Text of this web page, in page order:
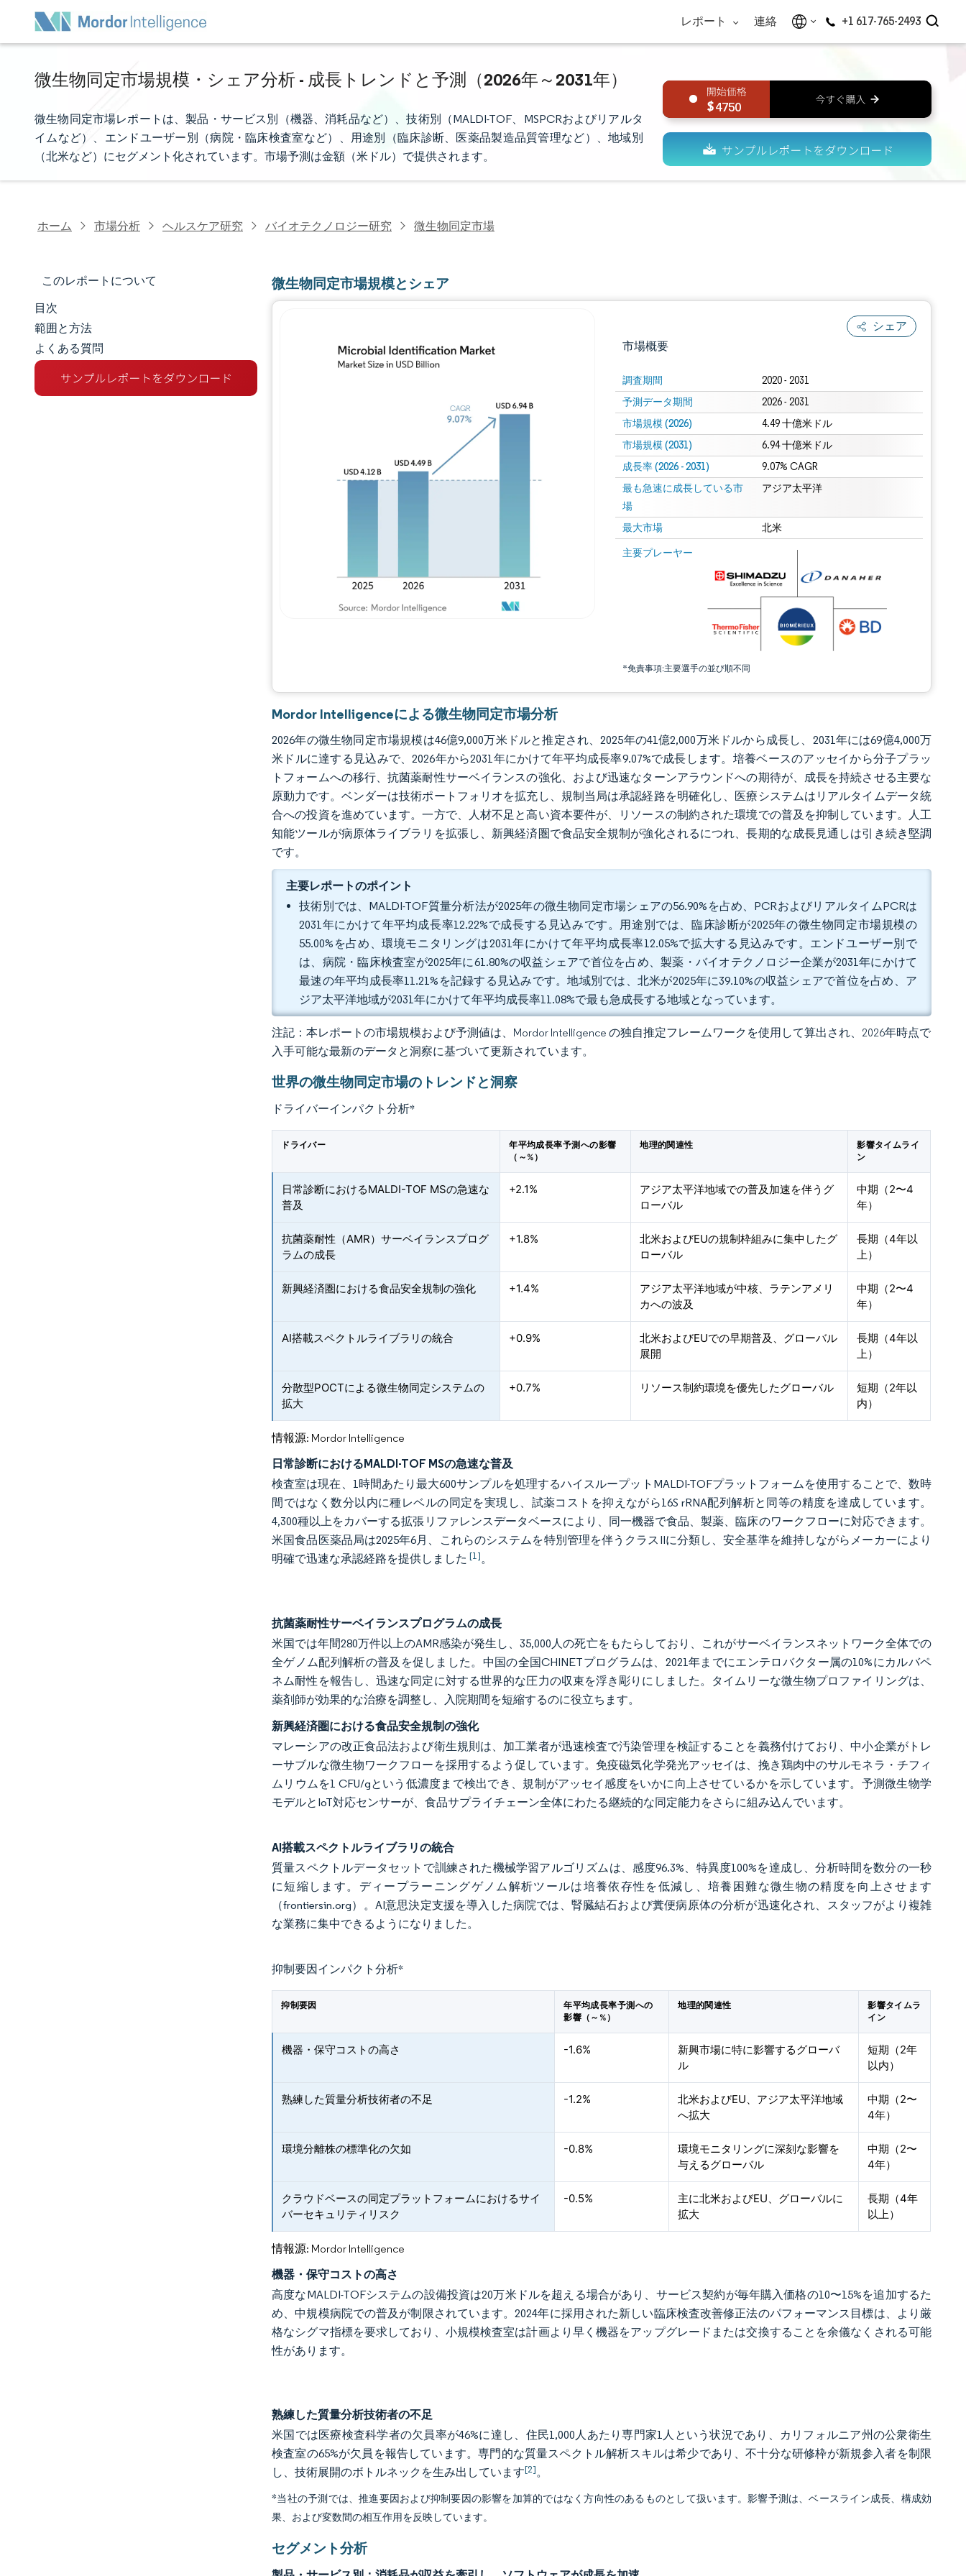
レポート 連絡 +1 617-765-2493
微生物同定市場規模・シェア分析 - 成長トレンドと予測（2026年～2031年）
微生物同定市場レポートは、製品・サービス別（機器、消耗品など）、技術別（MALDI-TOF、MSPCRおよびリアルタ
イムなど）、エンドユーザー別（病院・臨床検査室など）、用途別（臨床診断、医薬品製造品質管理など）、地域別
（北米など）にセグメント化されています。市場予測は金額（米ドル）で提供されます。
4750
ホーム 市場分析 ヘルスケア研究 バイオテクノロジー研究 微生物同定市場
このレポートについて
市場規模とシェア
市場分析
トレンドとインサイト
目次
範囲と方法
よくある質問
微生物同定市場規模とシェア
シェア
市場概要
調査期間 2020 - 2031
予測データ期間 2026 - 2031
市場規模 (2026) 4.49 十億米ドル
市場規模 (2031) 6.94 十億米ドル
成長率 (2026 - 2031) 9.07% CAGR
最も急速に成長している市
場
アジア太平洋
最大市場 北米
主要プレーヤー
*免責事項:主要選手の並び順不同
画像 © Mordor Intelligence。再利用にはCC BY 4.0の表示が必要です。
画像 © Mordor Intelligence。再利用にはCC BY 4.0の表示が必要です。
Mordor Intelligenceによる微生物同定市場分析
2026年の微生物同定市場規模は46億9,000万米ドルと推定され、2025年の41億2,000万米ドルから成長し、2031年には69億4,000万
米ドルに達する見込みで、2026年から2031年にかけて年平均成長率9.07%で成長します。培養ベースのアッセイから分子プラッ
トフォームへの移行、抗菌薬耐性サーベイランスの強化、および迅速なターンアラウンドへの期待が、成長を持続させる主要な
原動力です。ベンダーは技術ポートフォリオを拡充し、規制当局は承認経路を明確化し、医療システムはリアルタイムデータ統
合への投資を進めています。一方で、人材不足と高い資本要件が、リソースの制約された環境での普及を抑制しています。人工
知能ツールが病原体ライブラリを拡張し、新興経済圏で食品安全規制が強化されるにつれ、長期的な成長見通しは引き続き堅調
です。
主要レポートのポイント
技術別では、MALDI-TOF質量分析法が2025年の微生物同定市場シェアの56.90%を占め、PCRおよびリアルタイムPCRは
2031年にかけて年平均成長率12.22%で成長する見込みです。用途別では、臨床診断が2025年の微生物同定市場規模の
55.00%を占め、環境モニタリングは2031年にかけて年平均成長率12.05%で拡大する見込みです。エンドユーザー別で
は、病院・臨床検査室が2025年に61.80%の収益シェアで首位を占め、製薬・バイオテクノロジー企業が2031年にかけて
最速の年平均成長率11.21%を記録する見込みです。地域別では、北米が2025年に39.10%の収益シェアで首位を占め、ア
ジア太平洋地域が2031年にかけて年平均成長率11.08%で最も急成長する地域となっています。
注記：本レポートの市場規模および予測値は、Mordor Intelligence の独自推定フレームワークを使用して算出され、2026年時点で
入手可能な最新のデータと洞察に基づいて更新されています。
世界の微生物同定市場のトレンドと洞察
ドライバーインパクト分析*
ドライバー
年平均成長率予測への影響
（～%）
地理的関連性
影響タイムライ
ン
日常診断におけるMALDI-TOF MSの急速な
普及
+2.1%
アジア太平洋地域での普及加速を伴うグ
ローバル
中期（2〜4
年）
抗菌薬耐性（AMR）サーベイランスプログ
ラムの成長
+1.8%
北米およびEUの規制枠組みに集中したグ
ローバル
長期（4年以
上）
新興経済圏における食品安全規制の強化 +1.4%
アジア太平洋地域が中核、ラテンアメリ
カへの波及
中期（2〜4
年）
AI搭載スペクトルライブラリの統合 +0.9%
北米およびEUでの早期普及、グローバル
展開
長期（4年以
上）
分散型POCTによる微生物同定システムの
拡大
+0.7% リソース制約環境を優先したグローバル
短期（2年以
内）
情報源: Mordor Intelligence
日常診断におけるMALDI-TOF MSの急速な普及
検査室は現在、1時間あたり最大600サンプルを処理するハイスループットMALDI-TOFプラットフォームを使用することで、数時
間ではなく数分以内に種レベルの同定を実現し、試薬コストを抑えながら16S rRNA配列解析と同等の精度を達成しています。
4,300種以上をカバーする拡張リファレンスデータベースにより、同一機器で食品、製薬、臨床のワークフローに対応できます。
米国食品医薬品局は2025年6月、これらのシステムを特別管理を伴うクラスIIに分類し、安全基準を維持しながらメーカーにより
明確で迅速な承認経路を提供しました[1]。
抗菌薬耐性サーベイランスプログラムの成長
米国では年間280万件以上のAMR感染が発生し、35,000人の死亡をもたらしており、これがサーベイランスネットワーク全体での
全ゲノム配列解析の普及を促しました。中国の全国CHINETプログラムは、2021年までにエンテロバクター属の10%にカルバペ
ネム耐性を報告し、迅速な同定に対する世界的な圧力の収束を浮き彫りにしました。タイムリーな微生物プロファイリングは、
薬剤師が効果的な治療を調整し、入院期間を短縮するのに役立ちます。
新興経済圏における食品安全規制の強化
マレーシアの改正食品法および衛生規則は、加工業者が迅速検査で汚染管理を検証することを義務付けており、中小企業がトレ
ーサブルな微生物ワークフローを採用するよう促しています。免疫磁気化学発光アッセイは、挽き鶏肉中のサルモネラ・チフィ
ムリウムを1 CFU/gという低濃度まで検出でき、規制がアッセイ感度をいかに向上させているかを示しています。予測微生物学
モデルとIoT対応センサーが、食品サプライチェーン全体にわたる継続的な同定能力をさらに組み込んでいます。
AI搭載スペクトルライブラリの統合
質量スペクトルデータセットで訓練された機械学習アルゴリズムは、感度96.3%、特異度100%を達成し、分析時間を数分の一秒
に短縮します。ディープラーニングゲノム解析ツールは培養依存性を低減し、培養困難な微生物の精度を向上させます
（frontiersin.org）。AI意思決定支援を導入した病院では、腎臓結石および糞便病原体の分析が迅速化され、スタッフがより複雑
な業務に集中できるようになりました。
抑制要因インパクト分析*
抑制要因
年平均成長率予測への
影響（～%）
地理的関連性
影響タイムラ
イン
機器・保守コストの高さ -1.6%
新興市場に特に影響するグローバ
ル
短期（2年
以内）
熟練した質量分析技術者の不足 -1.2%
北米およびEU、アジア太平洋地域
へ拡大
中期（2〜
4年）
環境分離株の標準化の欠如 -0.8%
環境モニタリングに深刻な影響を
与えるグローバル
中期（2〜
4年）
クラウドベースの同定プラットフォームにおけるサイ
バーセキュリティリスク
-0.5%
主に北米およびEU、グローバルに
拡大
長期（4年
以上）
情報源: Mordor Intelligence
機器・保守コストの高さ
高度なMALDI-TOFシステムの設備投資は20万米ドルを超える場合があり、サービス契約が毎年購入価格の10〜15%を追加するた
め、中規模病院での普及が制限されています。2024年に採用された新しい臨床検査改善修正法のパフォーマンス目標は、より厳
格なシグマ指標を要求しており、小規模検査室は計画より早く機器をアップグレードまたは交換することを余儀なくされる可能
性があります。
熟練した質量分析技術者の不足
米国では医療検査科学者の欠員率が46%に達し、住民1,000人あたり専門家1人という状況であり、カリフォルニア州の公衆衛生
検査室の65%が欠員を報告しています。専門的な質量スペクトル解析スキルは希少であり、不十分な研修枠が新規参入者を制限
し、技術展開のボトルネックを生み出しています[2]。
*当社の予測では、推進要因および抑制要因の影響を加算的ではなく方向性のあるものとして扱います。影響予測は、ベースライン成長、構成効
果、および変数間の相互作用を反映しています。
セグメント分析